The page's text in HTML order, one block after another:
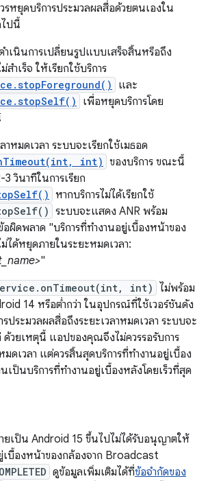
หยุดบริการประมวลผลสื่อด้วยตนเองใน
ปนี้
ำเนินการเปลี่ยนรูปแบบเสร็จสิ้นหรือถึง
สำเร็จ ให้เรียกใช้บริการ
และ
เพื่อหยุดบริการโดย
าหมดเวลา ระบบจะเรียกใช้เมธอด
int) ของบริการ ขณะนี้
3 วินาทีในการเรียก
หากบริการไม่ได้เรียกใช้
ระบบจะแสดง ANR พร้อม
อผิดพลาด "บริการที่ทำงานอยู่เบื้องหน้าของ
ม่ได้หยุดภายในระยะหมดเวลา:
"
int)
ไม่พร้อม
14 หรือต่ำกว่า ในอุปกรณ์ที่ใช้เวอร์ชันดัง
รประมวลผลสื่อถึงระยะเวลาหมดเวลา ระบบจะ
วยเหตุนี้ แอปของคุณจึงไม่ควรรอรับการ
มดเวลา แต่ควรสิ้นสุดบริการที่ทำงานอยู่เบื้อง
เป็นบริการที่ทำงานอยู่เบื้องหลังโดยเร็วที่สุด
เป็น Android 15 ขึ้นไปไม่ได้รับอนุญาตให้
เบื้องหน้าของกล้องจาก Broadcast
ดูข้อมูลเพิ่มเติมได้ที่ข้อจํากัดของ